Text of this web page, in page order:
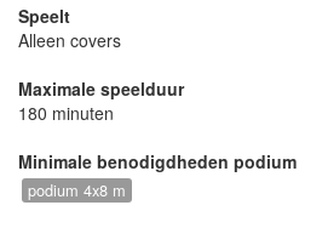
Speelt
Alleen covers
Maximale speelduur
180 minuten
Minimale benodigdheden podium
podium 4x8 m